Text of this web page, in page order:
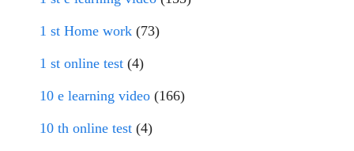
1 st Home work (73)
1 st online test (4)
10 e learning video (166)
10 th online test (4)